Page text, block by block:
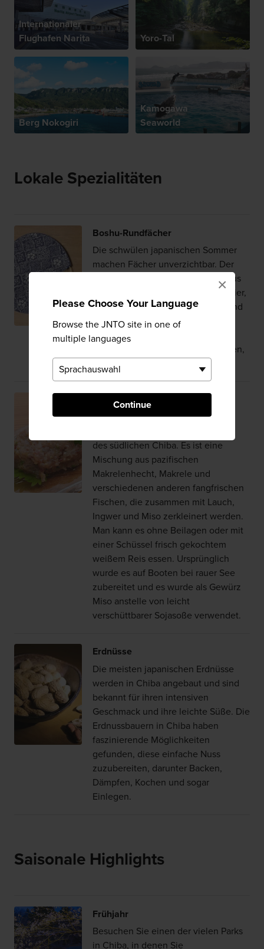
Please Choose Your Language
Browse the JNTO site in one of
multiple languages
Continue
×
Internationaler
Flughafen Narita
Yoro-Tal
Berg Nokogiri
Kamogawa
Seaworld
Lokale Spezialitäten
Boshu-Rundfächer
Die schwülen japanischen Sommer
machen Fächer unverzichtbar. Der
elegante Boshu uchiwa aus Bambus
ist mit handgemachtem Washi-Papier,
Seide oder Baumwolle bezogen und
erhält dadurch seine legendäre
Paddelform. Chiba ist neben Kyoto
und Kagawa eine von drei Regionen,
die für ihre Fächer berühmt sind.
Namero
Namero ist ein traditionelles
des südlichen Chiba. Es ist eine
Mischung aus pazifischen
Makrelenhecht, Makrele und
verschiedenen anderen fangfrischen
Fischen, die zusammen mit Lauch,
Ingwer und Miso zerkleinert werden.
Man kann es ohne Beilagen oder mit
einer Schüssel frisch gekochtem
weißem Reis essen. Ursprünglich
wurde es auf Booten bei rauer See
zubereitet und es wurde als Gewürz
Miso anstelle von leicht
verschüttbarer Sojasoße verwendet.
Erdnüsse
Die meisten japanischen Erdnüsse
werden in Chiba angebaut und sind
bekannt für ihren intensiven
Geschmack und ihre leichte Süße. Die
Erdnussbauern in Chiba haben
faszinierende Möglichkeiten
gefunden, diese einfache Nuss
zuzubereiten, darunter Backen,
Dämpfen, Kochen und sogar
Einlegen.
Saisonale Highlights
Frühjahr
Besuchen Sie einen der vielen Parks
in Chiba, in denen Sie